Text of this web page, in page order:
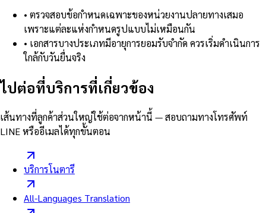
• ตรวจสอบข้อกำหนดเฉพาะของหน่วยงานปลายทางเสมอ
เพราะแต่ละแห่งกำหนดรูปแบบไม่เหมือนกัน
• เอกสารบางประเภทมีอายุการยอมรับจำกัด ควรเริ่มดำเนินการ
ใกล้กับวันยื่นจริง
ไปต่อที่บริการที่เกี่ยวข้อง
เส้นทางที่ลูกค้าส่วนใหญ่ใช้ต่อจากหน้านี้ — สอบถามทางโทรศัพท์
LINE หรืออีเมลได้ทุกขั้นตอน
บริการโนตารี
All-Languages Translation